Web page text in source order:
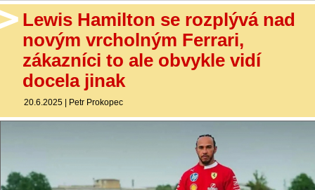
Lewis Hamilton se rozplývá nad
novým vrcholným Ferrari,
zákazníci to ale obvykle vidí
docela jinak
20.6.2025 | Petr Prokopec